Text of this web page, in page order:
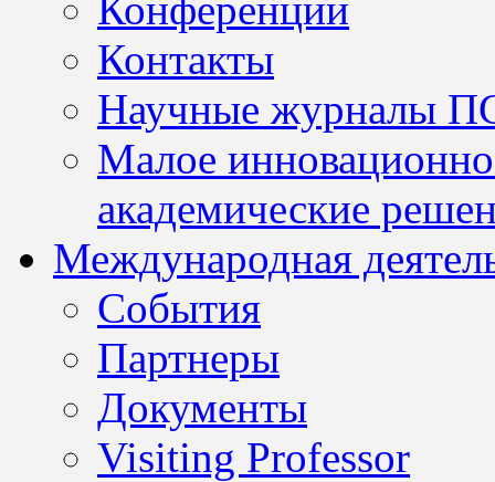
Контакты
Научные журналы
Малое
академические
Международная
События
Партнеры
Документы
Visiting Professor